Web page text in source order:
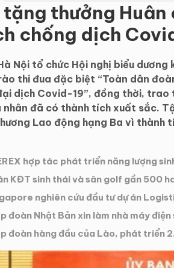
thưởng Huân
chống dịch
Nội tổ chức Hội nghị biểu
thi đua đặc biệt “Toàn dân
dịch Covid-19”, đồng thời, trao
đã có thành tích xuất sắc.
Lao động hạng Ba vì thành
hợp tác phát triển năng lượng
KĐT sinh thái và sân golf gần 500
nghiên cứu đầu tư dự án
Nhật Bản xin làm nhà máy điện
đoàn hàng đầu của Lào, phát triển